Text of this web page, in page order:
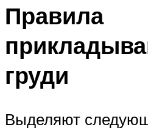
Правила
груди
Выделяют